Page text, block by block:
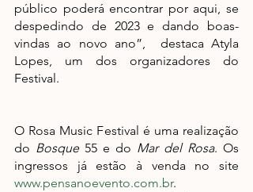
público poderá encontrar por aqui, se
despedindo de 2023 e dando boas-
vindas ao novo ano”,  destaca Atyla
Lopes, um dos organizadores do
Festival.
O Rosa Music Festival é uma realização
do Bosque 55 e do Mar del Rosa. Os
www.pensanoevento.com.br.